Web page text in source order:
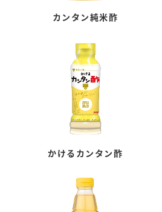
カンタン純米酢
かけるカンタン酢